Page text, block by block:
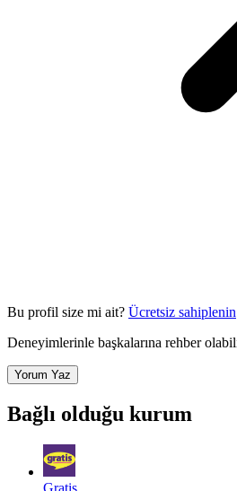
Bu profil size mi ait? Ücretsiz sahiplenin
Deneyimlerinle başkalarına rehber
Yorum Yaz
Bağlı olduğu kurum
Gratis